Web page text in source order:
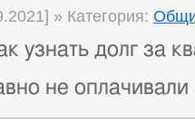
» Категория:
узнать долг за
не